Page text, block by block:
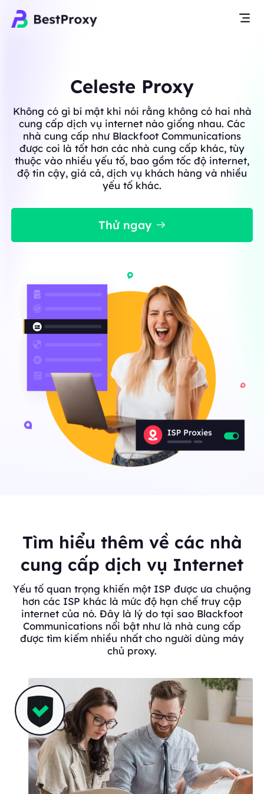
Celeste Proxy
Không có gì bí mật khi nói rằng không có hai nhà
cung cấp dịch vụ internet nào giống nhau. Các
nhà cung cấp như Blackfoot Communications
được coi là tốt hơn các nhà cung cấp khác, tùy
thuộc vào nhiều yếu tố, bao gồm tốc độ internet,
độ tin cậy, giá cả, dịch vụ khách hàng và nhiều
yếu tố khác.
Thử ngay
Tìm hiểu thêm về các nhà
cung cấp dịch vụ Internet
Yếu tố quan trọng khiến một ISP được ưa chuộng
hơn các ISP khác là mức độ hạn chế truy cập
internet của nó. Đây là lý do tại sao Blackfoot
Communications nổi bật như là nhà cung cấp
được tìm kiếm nhiều nhất cho người dùng máy
chủ proxy.